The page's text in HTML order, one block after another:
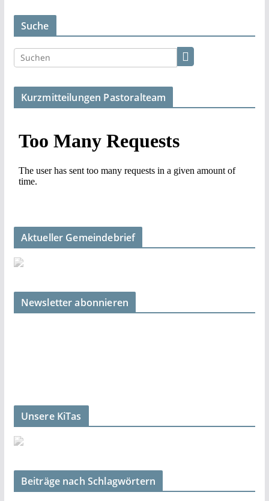
Suche
Kurzmitteilungen Pastoralteam
Aktueller Gemeindebrief
Newsletter abonnieren
Unsere KiTas
Beiträge nach Schlagwörtern